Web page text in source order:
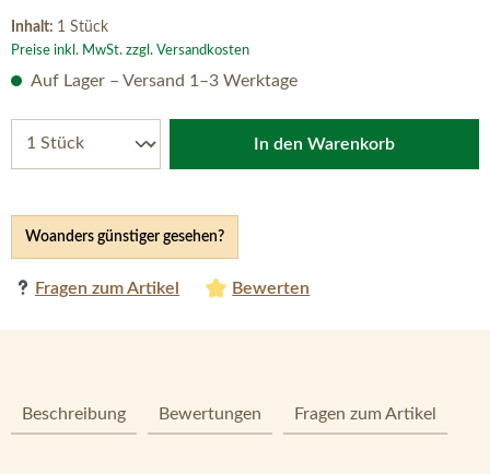
Inhalt: 1 Stück
Preise inkl. MwSt. zzgl. Versandkosten
Woanders günstiger gesehen?
Fragen zum Artikel Bewerten
Auf Lager – Versand 1–3 Werktage
In den Warenkorb
Beschreibung Bewertungen Fragen zum Artikel